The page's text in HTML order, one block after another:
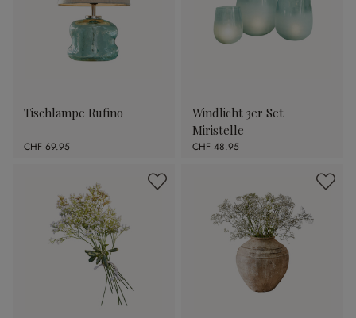
Tischlampe Rufino
CHF 69.95
Windlicht 3er Set
Miristelle
CHF 48.95